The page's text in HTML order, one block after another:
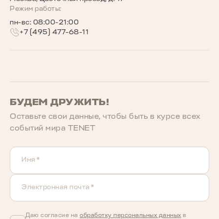
Беговое сообщество TENET
БУДЕМ ДРУЖИТЬ!
Оставьте свои данные, чтобы быть в курcе всех
событий мира TENET
Имя*
Электронная почта*
Даю согласие на обработку персональных данных в
Режим работы:
пн-вс: 08:00-21:00
+7 (495) 477-68-11